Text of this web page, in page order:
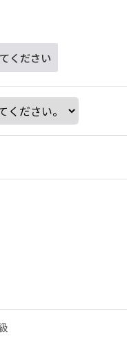
ください
級